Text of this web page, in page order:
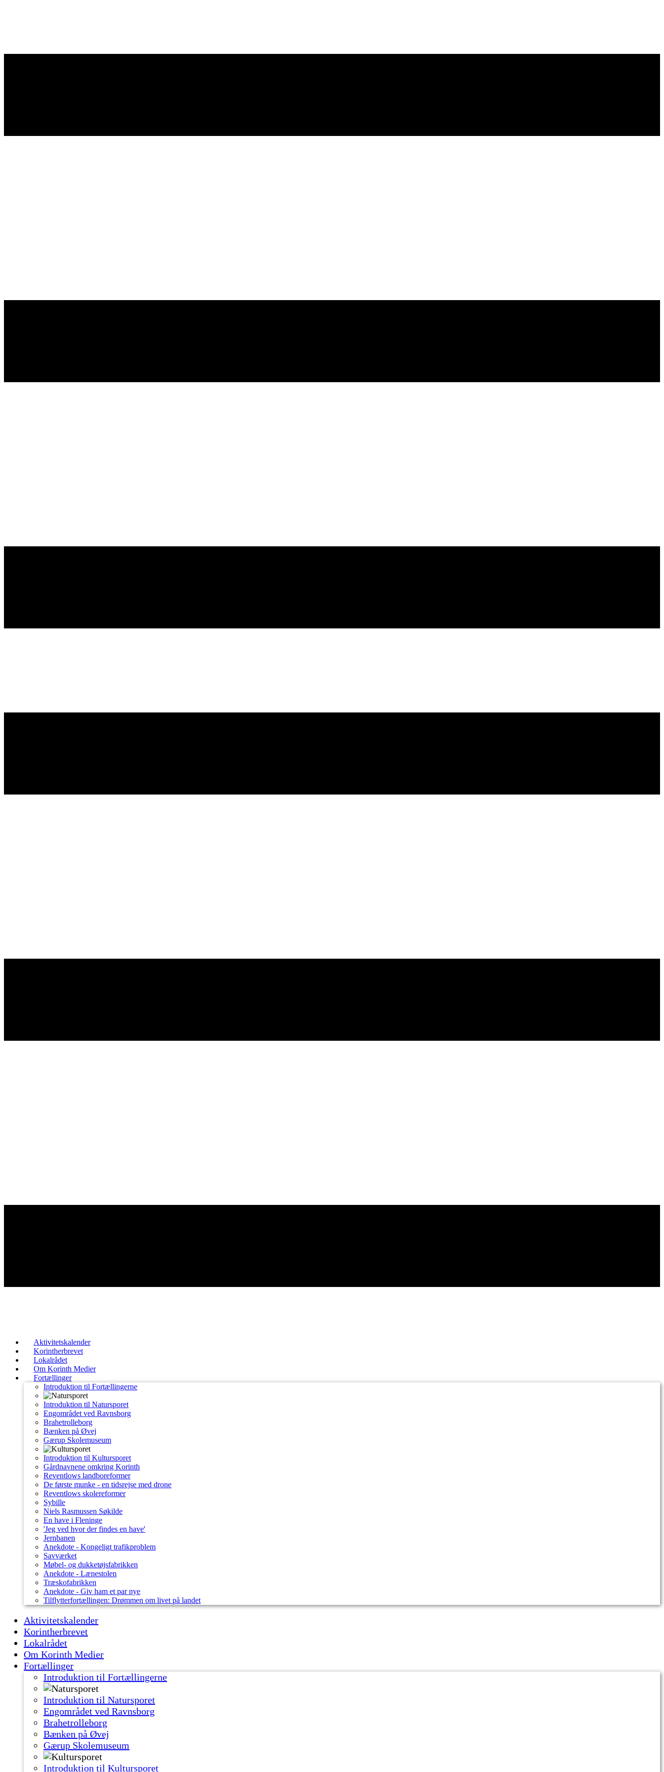
Aktivitetskalender
Korintherbrevet
Lokalrådet
Om Korinth Medier
Fortællinger
Introduktion til Fortællingerne
Introduktion til Natursporet
Engområdet ved Ravnsborg
Brahetrolleborg
Bænken på Øvej
Gærup Skolemuseum
Introduktion til Kultursporet
Gårdnavnene omkring Korinth
Reventlows landboreformer
De første munke - en tidsrejse med drone
Reventlows skolereformer
Sybille
Niels Rasmussen Søkilde
En have i Fleninge
'Jeg ved hvor der findes en have'
Jernbanen
Anekdote - Kongeligt trafikproblem
Savværket
Møbel- og dukketøjsfabrikken
Anekdote - Lænestolen
Træskofabrikken
Anekdote - Giv ham et par nye
Tilflytterfortællingen: Drømmen om livet på landet
Aktivitetskalender
Korintherbrevet
Lokalrådet
Om Korinth Medier
Fortællinger
Introduktion til Fortællingerne
Introduktion til Natursporet
Engområdet ved Ravnsborg
Brahetrolleborg
Bænken på Øvej
Gærup Skolemuseum
Introduktion til Kultursporet